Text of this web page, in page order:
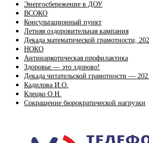
Энергосбережение в ДОУ
ВСОКО
Консультационный пункт
Летняя оздоровительная кампания
Декада математической грамотности,
НОКО
Антинаркотическая профилактика
Здоровье — это здорово!
Декада читательской грамотности —
Кадилова И.О.
Клецко О.Н.
Сокращение бюрократической нагрузки